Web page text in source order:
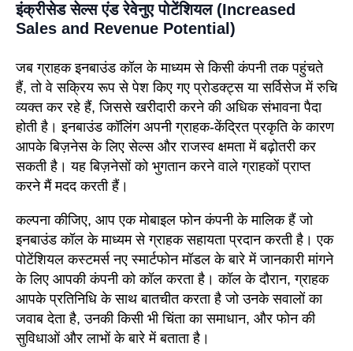
इंक्रीसेड सेल्स एंड रेवेनुए पोटेंशियल (Increased
Sales and Revenue Potential)
जब ग्राहक इनबाउंड कॉल के माध्यम से किसी कंपनी तक पहुंचते
हैं, तो वे सक्रिय रूप से पेश किए गए प्रोडक्ट्स या सर्विसेज में रुचि
व्यक्त कर रहे हैं, जिससे खरीदारी करने की अधिक संभावना पैदा
होती है। इनबाउंड कॉलिंग अपनी ग्राहक-केंद्रित प्रकृति के कारण
आपके बिज़नेस के लिए सेल्स और राजस्व क्षमता में बढ़ोतरी कर
सकती है। यह बिज़नेसों को भुगतान करने वाले ग्राहकों प्राप्त
करने मैं मदद करती हैं।
कल्पना कीजिए, आप एक मोबाइल फोन कंपनी के मालिक हैं जो
इनबाउंड कॉल के माध्यम से ग्राहक सहायता प्रदान करती है। एक
पोटेंशियल कस्टमर्स नए स्मार्टफोन मॉडल के बारे में जानकारी मांगने
के लिए आपकी कंपनी को कॉल करता है। कॉल के दौरान, ग्राहक
आपके प्रतिनिधि के साथ बातचीत करता है जो उनके सवालों का
जवाब देता है, उनकी किसी भी चिंता का समाधान, और फोन की
सुविधाओं और लाभों के बारे में बताता है।